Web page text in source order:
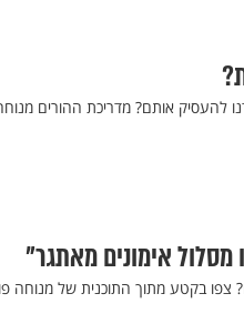
להעסיק אותם? מדריכת ההורים
מסלול אימונים מאתגר"
צפו בקטע מתוך התוכנית של מנוחה